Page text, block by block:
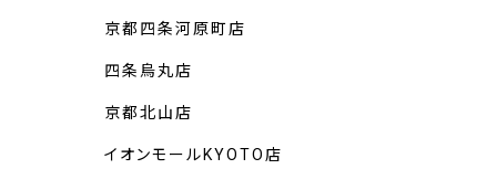
京都四条河原町店
四条烏丸店
京都北山店
イオンモールKYOTO店